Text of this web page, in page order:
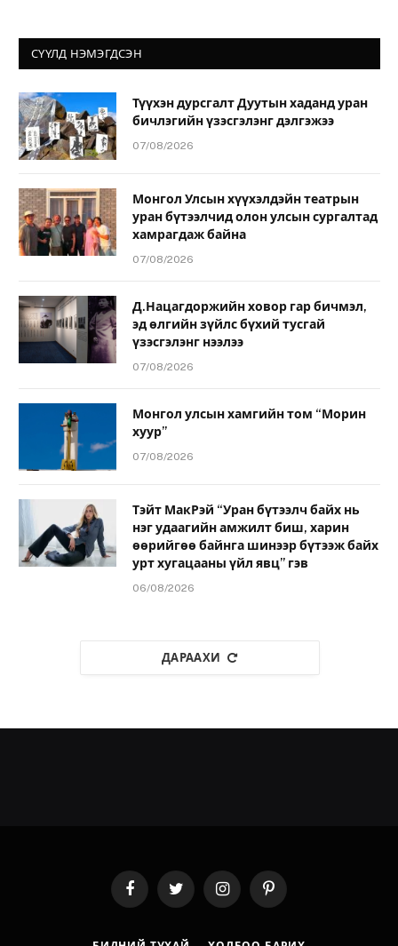
СҮҮЛД НЭМЭГДСЭН
Түүхэн дурсгалт Дуутын хаданд уран
бичлэгийн үзэсгэлэнг дэлгэжээ
07/08/2026
Монгол Улсын хүүхэлдэйн театрын
уран бүтээлчид олон улсын сургалтад
хамрагдаж байна
07/08/2026
Д.Нацагдоржийн ховор гар бичмэл,
эд өлгийн зүйлс бүхий тусгай
үзэсгэлэнг нээлээ
07/08/2026
Монгол улсын хамгийн том “Морин
хуур”
07/08/2026
Тэйт МакРэй “Уран бүтээлч байх нь
нэг удаагийн амжилт биш, харин
өөрийгөө байнга шинээр бүтээж байх
урт хугацааны үйл явц” гэв
06/08/2026
ДАРААХИ
FacebookTwitter InstagramPinterest